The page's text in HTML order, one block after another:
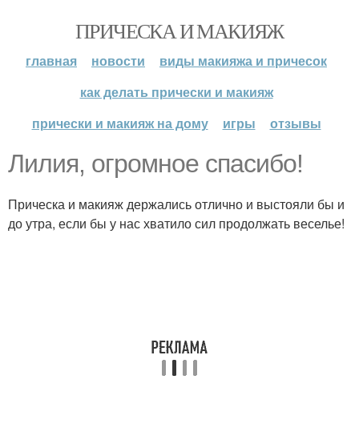
ПРИЧЕСКА И МАКИЯЖ
главная новости
виды макияжа и причесок
как делать прически и макияж
прически и макияж на дому
игры отзывы
Лилия, огромное спасибо!
Прическа и макияж держались отлично и выстояли бы и
до утра, если бы у нас хватило сил продолжать веселье!